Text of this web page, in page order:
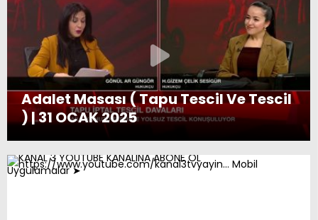
Adalet Masası | 25.10.2024
Adalet Masası | 18.10.2024
Adalet Masası ( Tapu Tescil Ve Tescil
) | 31 OCAK 2025